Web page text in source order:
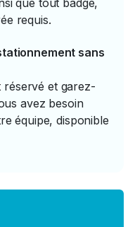
que tout badge,
requis.
sans
réservé et garez-
avez besoin
équipe, disponible